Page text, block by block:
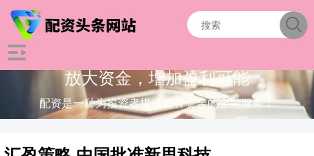
放大资金，增加盈利可能
配资是一种为投资者提供杠杆资金的金融服务！